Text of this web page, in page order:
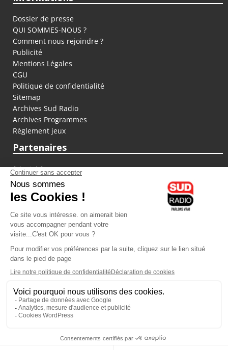
Dossier de presse
QUI SOMMES-NOUS ?
Comment nous rejoindre ?
Publicité
Mentions Légales
CGU
Politique de confidentialité
Sitemap
Archives Sud Radio
Archives Programmes
Règlement jeux
Partenaires
fiducial.fr
lyoncapitale.fr
olympique-et-lyonnais.com
L'application Iphone / Android
Téléchargez l'application
Les cookies
Gestion des cookies
Crédit photos : ©Sud Radio / Pierre Olivier